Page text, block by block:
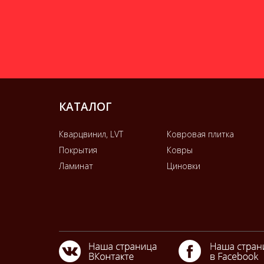
КАТАЛОГ
Кварцвинил, LVT
Ковровая плитка
Покрытия
Ковры
Ламинат
Циновки